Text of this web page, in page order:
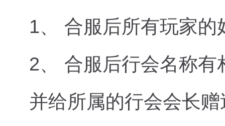
1、 合服后所有玩家
2、 合服后行会名称
并给所属的行会会长